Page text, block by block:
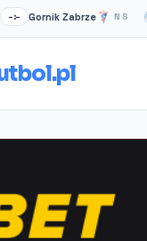
Zabrze NS QPR